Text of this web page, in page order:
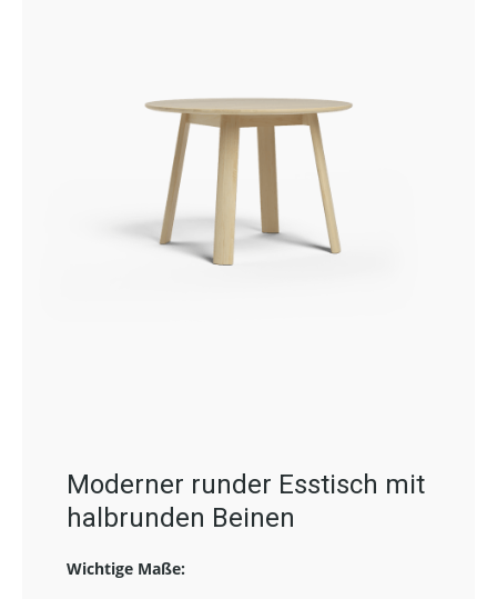
Moderner runder Esstisch mit
halbrunden Beinen
Wichtige Maße: